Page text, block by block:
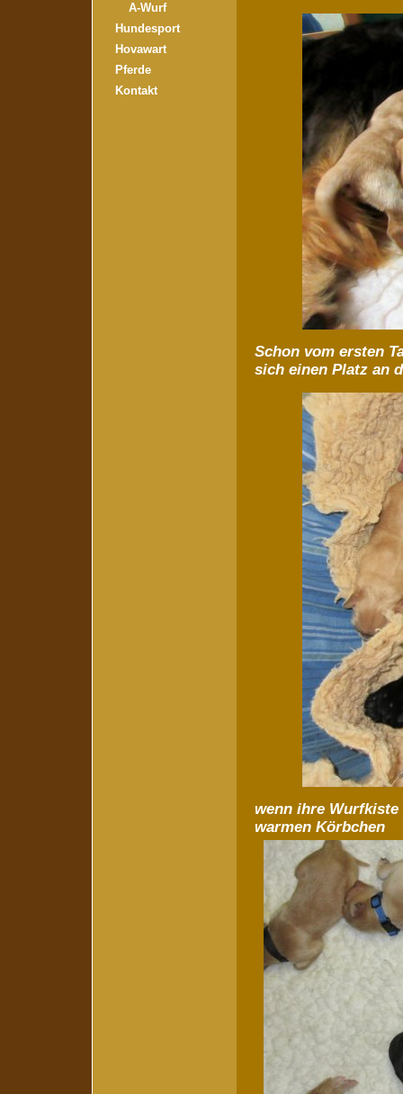
A-Wurf
Hundesport
Hovawart
Pferde
Kontakt
Schon vom ersten
sich einen Platz an
wenn ihre
warmen Körbchen